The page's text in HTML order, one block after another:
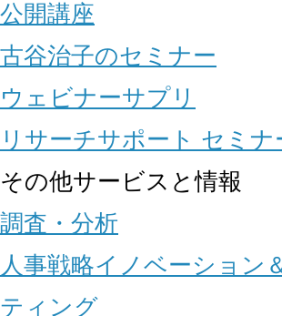
公開講座
古谷治子のセミナー
ウェビナーサプリ
リサーチサポート セミナ
その他サービスと情報
調査・分析
人事戦略イノベーション
ティング